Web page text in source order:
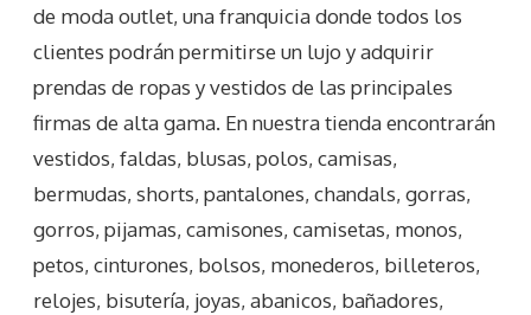
de moda outlet, una franquicia donde todos los
clientes podrán permitirse un lujo y adquirir
prendas de ropas y vestidos de las principales
firmas de alta gama. En nuestra tienda encontrarán
vestidos, faldas, blusas, polos, camisas,
bermudas, shorts, pantalones, chandals, gorras,
gorros, pijamas, camisones, camisetas, monos,
petos, cinturones, bolsos, monederos, billeteros,
relojes, bisutería, joyas, abanicos, bañadores,